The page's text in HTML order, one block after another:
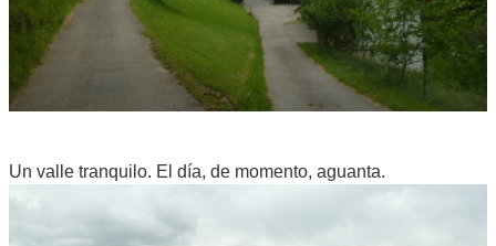
Un valle tranquilo. El día, de momento, aguanta.